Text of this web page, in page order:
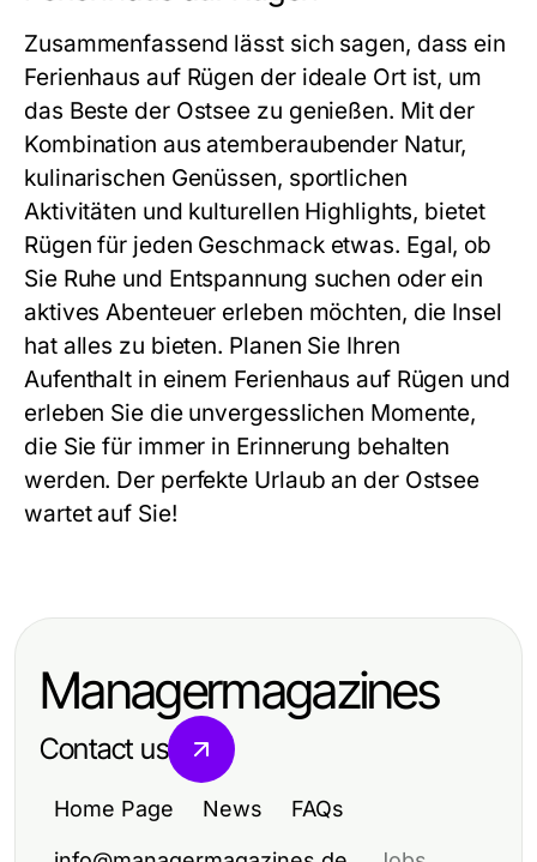
Zusammenfassend lässt sich sagen, dass ein
Ferienhaus auf Rügen der ideale Ort ist, um
das Beste der Ostsee zu genießen. Mit der
Kombination aus atemberaubender Natur,
kulinarischen Genüssen, sportlichen
Aktivitäten und kulturellen Highlights, bietet
Rügen für jeden Geschmack etwas. Egal, ob
Sie Ruhe und Entspannung suchen oder ein
aktives Abenteuer erleben möchten, die Insel
hat alles zu bieten. Planen Sie Ihren
Aufenthalt in einem Ferienhaus auf Rügen und
erleben Sie die unvergesslichen Momente,
die Sie für immer in Erinnerung behalten
werden. Der perfekte Urlaub an der Ostsee
wartet auf Sie!
Managermagazines
Contact us
Home Page News FAQs